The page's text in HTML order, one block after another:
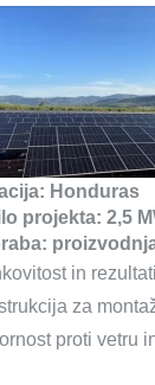
Honduras
projekta: 2,5
in
za
proti vetru